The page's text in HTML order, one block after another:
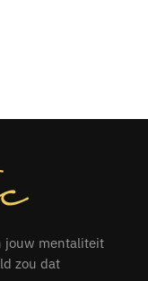
jouw mentaliteit
zou dat